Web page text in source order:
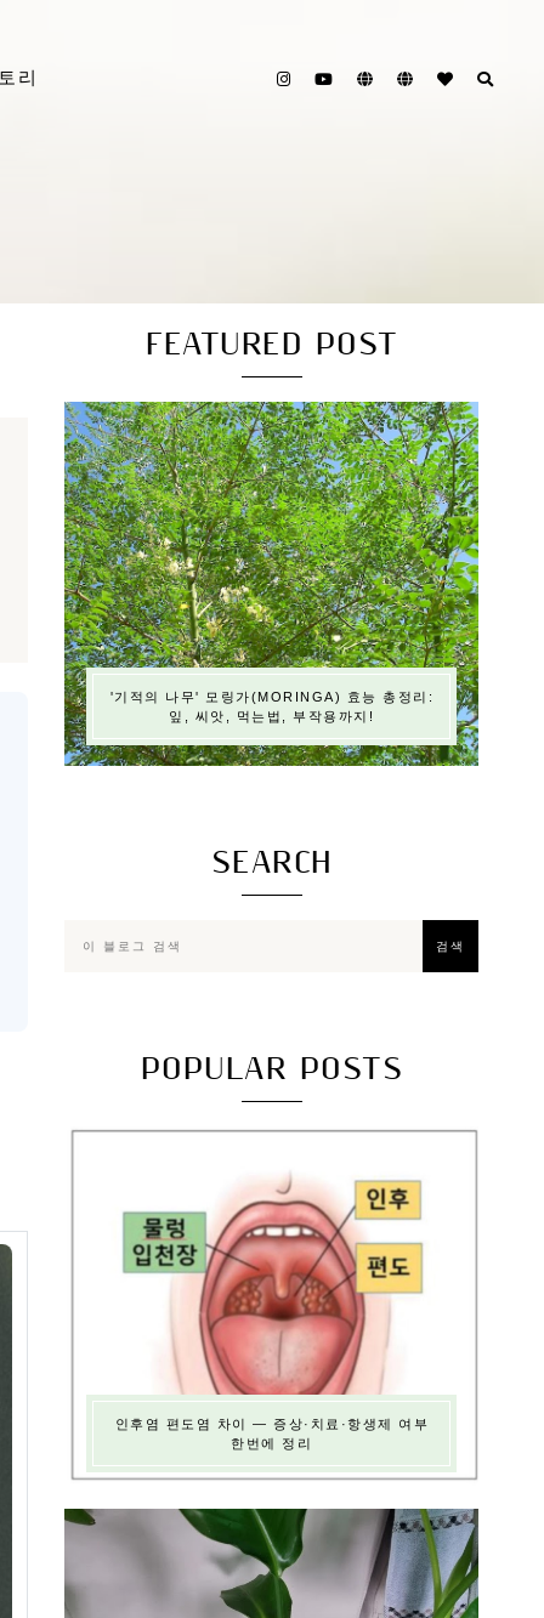
리
FEATURED POST
'기적의 나무' 모링가(MORINGA) 효능 총정리:
잎, 씨앗, 먹는법, 부작용까지!
SEARCH
POPULAR POSTS
인후염 편도염 차이 — 증상·치료·항생제 여부
한번에 정리